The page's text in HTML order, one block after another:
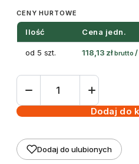
CENY HURTOWE
Ilość Cena jedn.
od 5 szt. 118,13 zł brutto /
ilość
czarna
x
200m
Dodaj do
Dodaj do ulubionych